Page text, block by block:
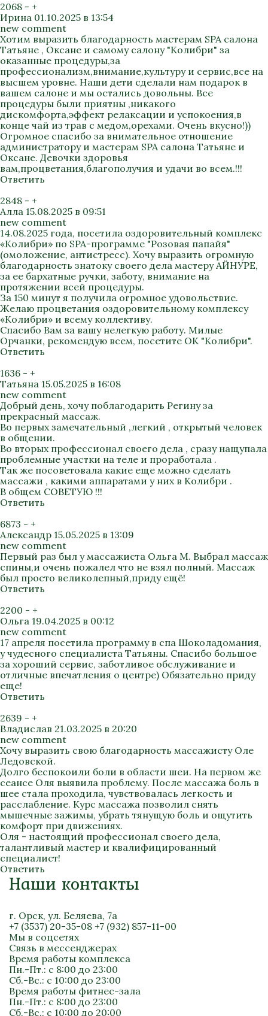
2068 - +
Ирина 01.10.2025 в 13:54
new comment
Хотим выразить благодарность мастерам SPA салона
Татьяне , Оксане и самому салону "Колибри" за
оказанные процедуры,за
профессионализм,внимание,культуру и сервис,все на
высшем уровне. Наши дети сделали нам подарок в
вашем салоне и мы остались довольны. Все
процедуры были приятны ,никакого
дискомфорта,эффект релаксации и успокоения,в
конце чай из трав с медом,орехами. Очень вкусно!))
Огромное спасибо за внимательное отношение
администратору и мастерам SPA салона Татьяне и
Оксане. Девочки здоровья
вам,процветания,благополучия и удачи во всем.!!!
Ответить
2848 - +
Алла 15.08.2025 в 09:51
new comment
14.08.2025 года, посетила оздоровительный комплекс
«Колибри» по SPA-программе "Розовая папайя"
(омоложение, антистресс). Хочу выразить огромную
благодарность знатоку своего дела мастеру АЙНУРЕ,
за ее бархатные ручки, заботу, внимание на
протяжении всей процедуры.
За 150 минут я получила огромное удовольствие.
Желаю процветания оздоровительному комплексу
«Колибри» и всему коллективу.
Спасибо Вам за вашу нелегкую работу. Милые
Орчанки, рекомендую всем, посетите ОК "Колибри".
Ответить
1636 - +
Татьяна 15.05.2025 в 16:08
new comment
Добрый день, хочу поблагодарить Регину за
прекрасный массаж.
Во первых замечательный ,легкий , открытый человек
в общении.
Во вторых профессионал своего дела , сразу нащупала
проблемные участки на теле и проработала .
Так же посоветовала какие еще можно сделать
массажи , какими аппаратами у них в Колибри .
В общем СОВЕТУЮ !!!
Ответить
6873 - +
Александр 15.05.2025 в 13:09
new comment
Первый раз был у массажиста Ольга М. Выбрал массаж
спины,и очень пожалел что не взял полный. Массаж
был просто великолепный,приду ещё!
Ответить
2200 - +
Ольга 19.04.2025 в 00:12
new comment
17 апреля посетила программу в спа Шоколадомания,
у чудесного специалиста Татьяны. Спасибо большое
за хороший сервис, заботливое обслуживание и
отличные впечатления о центре) Обязательно приду
еще!
Ответить
2639 - +
Владислав 21.03.2025 в 20:20
new comment
Хочу выразить свою благодарность массажисту Оле
Ледовской.
Долго беспокоили боли в области шеи. На первом же
сеансе Оля выявила проблему. После массажа боль в
шее стала проходила, чувствовалась легкость и
расслабление. Курс массажа позволил снять
мышечные зажимы, убрать тянущую боль и ощутить
комфорт при движениях.
Оля - настоящий профессионал своего дела,
талантливый мастер и квалифицированный
специалист!
Ответить
Наши контакты
г. Орск, ул. Беляева, 7а
+7 (3537) 20-35-08 +7 (932) 857-11-00
Мы в соцсетях
Связь в мессенджерах
Время работы комплекса
Пн.-Пт.: с 8:00 до 23:00
Сб.-Вс.: с 10:00 до 23:00
Время работы фитнес-зала
Пн.-Пт.: с 8:00 до 23:00
Сб.-Вс.: с 10:00 до 20:00